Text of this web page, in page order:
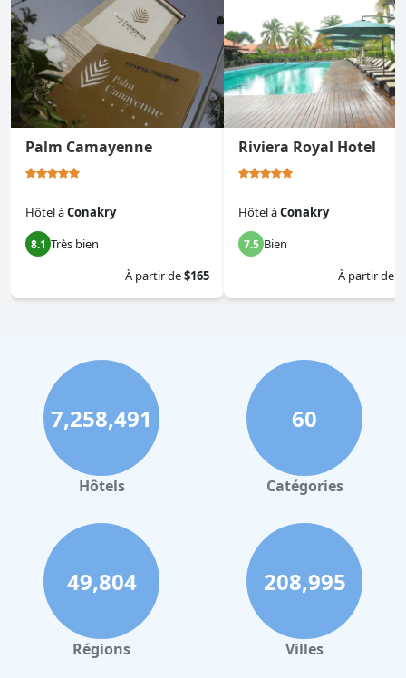
Palm Camayenne
HôtelàConakry
8.1 Très bien
À partir de$165
Riviera Royal Hotel
HôtelàConakry
7.5 Bien
À partir de
7,258,491
Hôtels
60
Catégories
49,804
Régions
208,995
Villes